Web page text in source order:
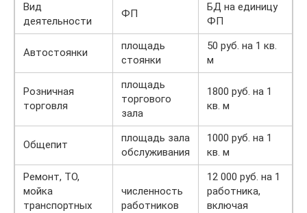
Вид
деятельности
ФП
БД на единицу
ФП
Автостоянки
площадь
стоянки
50 руб. на 1 кв.
м
Розничная
торговля
площадь
торгового
зала
1800 руб. на 1
кв. м
Общепит
площадь зала
обслуживания
1000 руб. на 1
кв. м
Ремонт, ТО,
мойка
транспортных
численность
работников
12 000 руб. на 1
работника,
включая